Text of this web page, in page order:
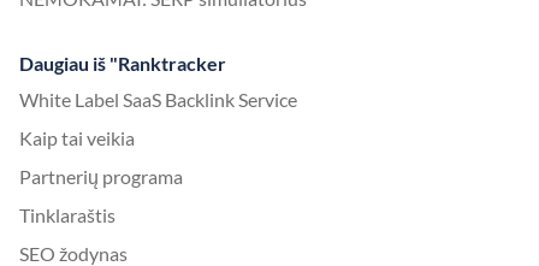
Daugiau iš "Ranktracker
White Label SaaS Backlink Service
Kaip tai veikia
Partnerių programa
Tinklaraštis
SEO žodynas